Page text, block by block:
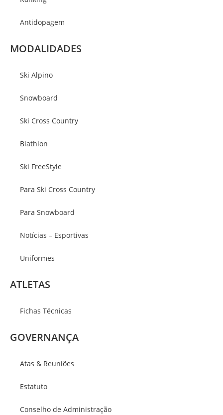
Antidopagem
MODALIDADES
Ski Alpino
Snowboard
Ski Cross Country
Biathlon
Ski FreeStyle
Para Ski Cross Country
Para Snowboard
Notícias – Esportivas
Uniformes
ATLETAS
Fichas Técnicas
GOVERNANÇA
Atas & Reuniões
Estatuto
Conselho de Administração